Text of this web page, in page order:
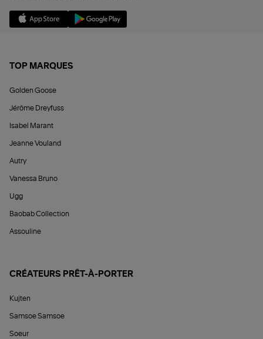
TOP MARQUES
Golden Goose
Jérôme Dreyfuss
Isabel Marant
Jeanne Vouland
Autry
Vanessa Bruno
Ugg
Baobab Collection
Assouline
CRÉATEURS PRÊT-À-PORTER
Kujten
Samsoe Samsoe
Soeur